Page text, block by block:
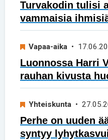
Turvakodin tulisi
vammaisia
Vapaa-aika •
Luonnossa Harri
rauhan kivusta
Yhteiskunta •
Perhe on uuden
syntyy